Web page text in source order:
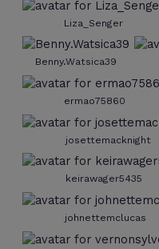
Liza_Senger
Benny.Watsica39
ermao75860
josettemacknight
keirawager5435
johnettemclucas